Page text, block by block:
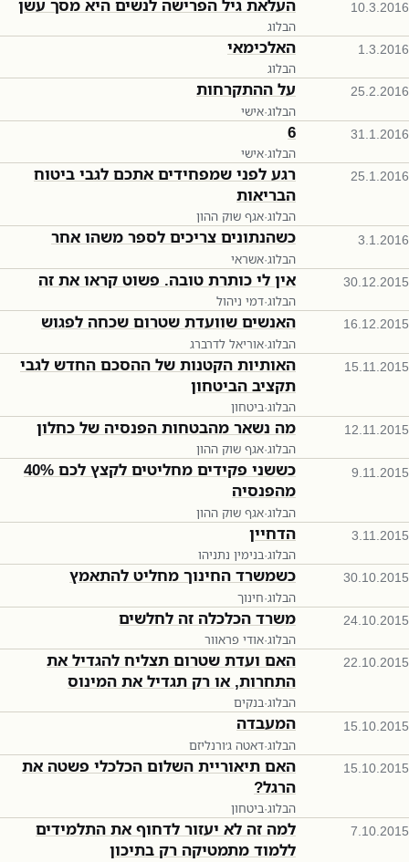
10.3.2016 העלאת גיל הפרישה לנשים היא מסך עשן
הבלוג
1.3.2016 האלכימאי
הבלוג
25.2.2016 על ההתקרחות
הבלוג·אישי
31.1.2016
6
הבלוג·אישי
25.1.2016
רגע לפני שמפחידים אתכם לגבי ביטוח
הבריאות
הבלוג·אגף שוק ההון
3.1.2016 כשהנתונים צריכים לספר משהו אחר
הבלוג·אשראי
30.12.2015 אין לי כותרת טובה. פשוט קראו את זה
הבלוג·דמי ניהול
16.12.2015 האנשים שוועדת שטרום שכחה לפגוש
הבלוג·אוריאל לדרברג
15.11.2015
האותיות הקטנות של ההסכם החדש לגבי
תקציב הביטחון
הבלוג·ביטחון
12.11.2015 מה נשאר מהבטחות הפנסיה של כחלון
הבלוג·אגף שוק ההון
9.11.2015
כששני פקידים מחליטים לקצץ לכם 40%
מהפנסיה
הבלוג·אגף שוק ההון
3.11.2015 הדחיין
הבלוג·בנימין נתניהו
30.10.2015 כשמשרד החינוך מחליט להתאמץ
הבלוג·חינוך
24.10.2015 משרד הכלכלה זה לחלשים
הבלוג·אודי פראוור
22.10.2015
האם ועדת שטרום תצליח להגדיל את
התחרות, או רק תגדיל את המינוס
הבלוג·בנקים
15.10.2015 המעבדה
הבלוג·דאטה ג׳ורנליזם
15.10.2015
האם תיאוריית השלום הכלכלי פשטה את
הרגל?
הבלוג·ביטחון
7.10.2015
למה זה לא יעזור לדחוף את התלמידים
ללמוד מתמטיקה רק בתיכון